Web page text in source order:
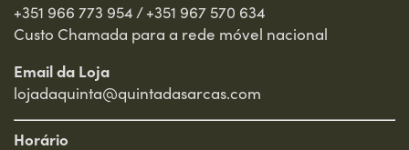
+351 966 773 954 /+351 967 570 634
Custo Chamada para a rede móvel nacional
Email da Loja
lojadaquinta@quintadasarcas.com
Horário